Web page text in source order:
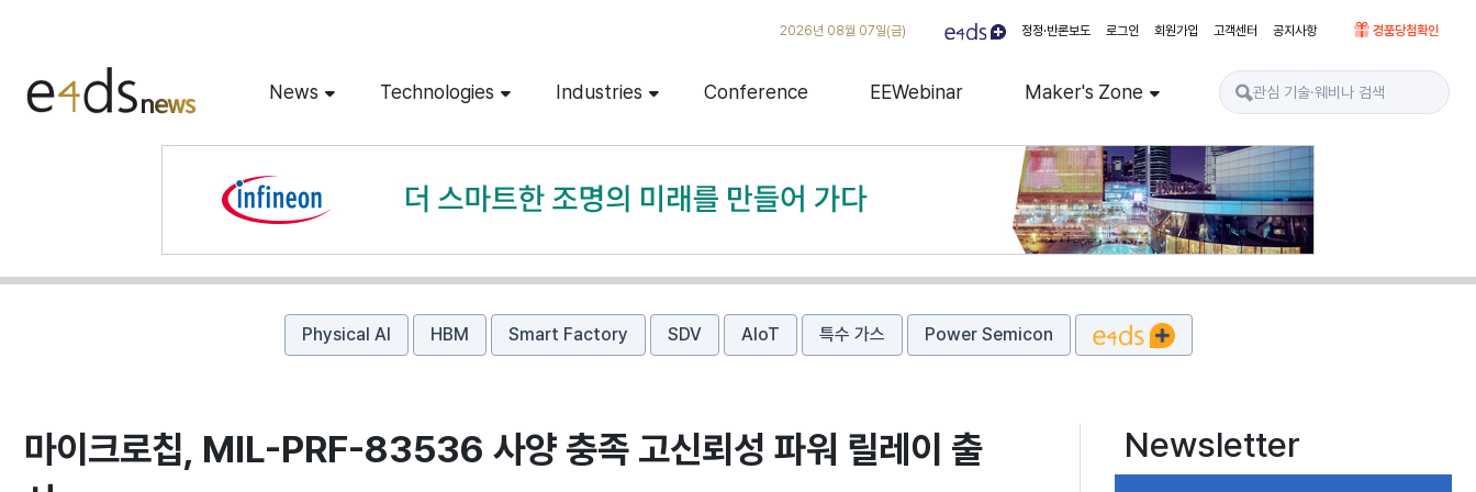
2026년 08월 07일(금) 정정·반론보도 로그인 회원가입 고객센터 공지사항 경품당첨확인
News Technologies Industries Conference EEWebinar Maker's Zone
Physical AI HBM Smart Factory SDV AIoT 특수 가스 Power Semicon
마이크로칩, MIL-PRF-83536 사양 충족 고신뢰성 파워 릴레이 출
Newsletter